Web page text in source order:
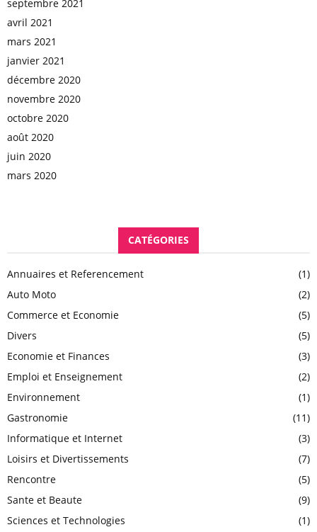
septembre 2021
avril 2021
mars 2021
janvier 2021
décembre 2020
novembre 2020
octobre 2020
août 2020
juin 2020
mars 2020
CATÉGORIES
Annuaires et Referencement
(1)
Auto Moto
(2)
Commerce et Economie
(5)
Divers
(5)
Economie et Finances
(3)
Emploi et Enseignement
(2)
Environnement
(1)
Gastronomie
(11)
Informatique et Internet
(3)
Loisirs et Divertissements
(7)
Rencontre
(5)
Sante et Beaute
(9)
Sciences et Technologies
(1)